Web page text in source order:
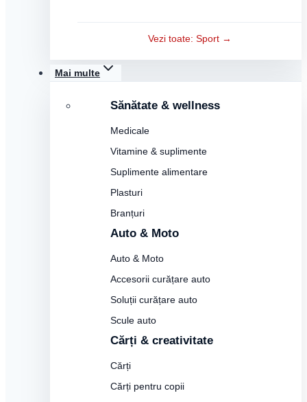
Vezi toate: Sport →
Mai multe
Sănătate & wellness
Medicale
Vitamine & suplimente
Suplimente alimentare
Plasturi
Branțuri
Auto & Moto
Auto & Moto
Accesorii curățare auto
Soluții curățare auto
Scule auto
Cărți & creativitate
Cărți
Cărți pentru copii